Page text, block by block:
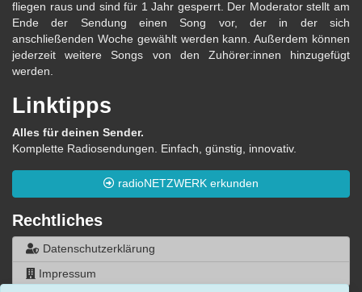
fliegen raus und sind für 1 Jahr gesperrt. Der Moderator stellt am
Ende der Sendung einen Song vor, der in der sich
anschließenden Woche gewählt werden kann. Außerdem können
jederzeit weitere Songs von den Zuhörer:innen hinzugefügt
werden.
Linktipps
Alles für deinen Sender.
Komplette Radiosendungen. Einfach, günstig, innovativ.
radioNETZWERK erkunden
Rechtliches
Datenschutzerklärung
Impressum